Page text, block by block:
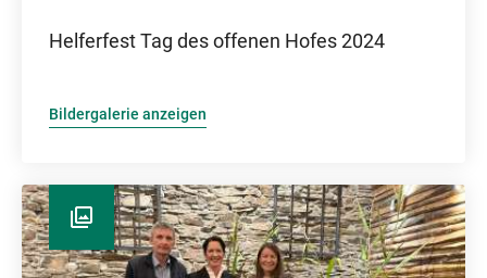
Helferfest Tag des offenen Hofes 2024
Bildergalerie anzeigen